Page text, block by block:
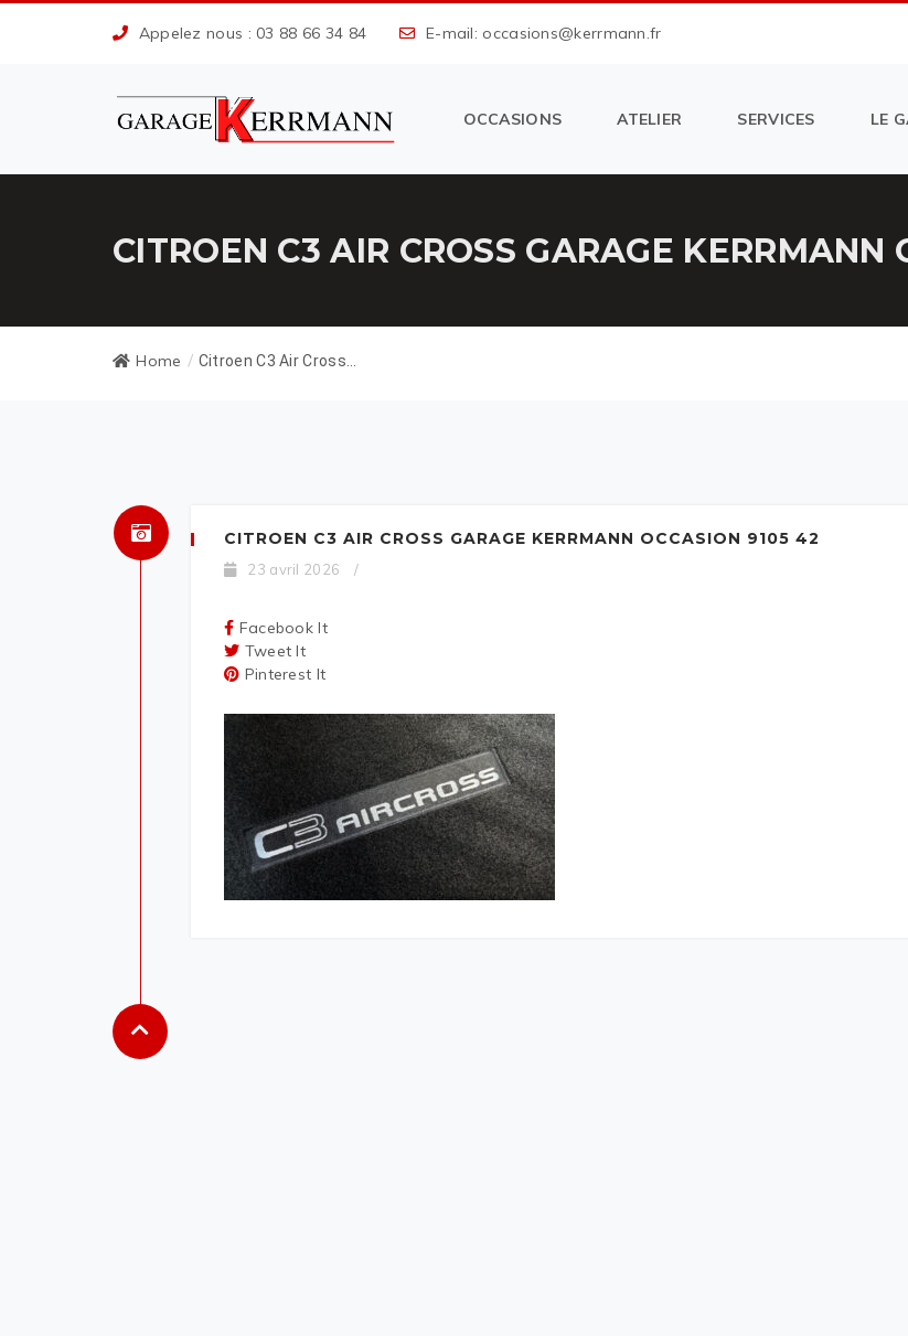
Appelez nous : 03 88 66 34 84 E-mail: occasions@kerrmann.fr
OCCASIONS ATELIER SERVICES LE
CITROEN C3 AIR CROSS GARAGE KERRMANN
Home / Citroen C3 Air Cross...
CITROEN C3 AIR CROSS GARAGE KERRMANN OCCASION 9105 42
23 avril 2026 /
Facebook It
Tweet It
Pinterest It